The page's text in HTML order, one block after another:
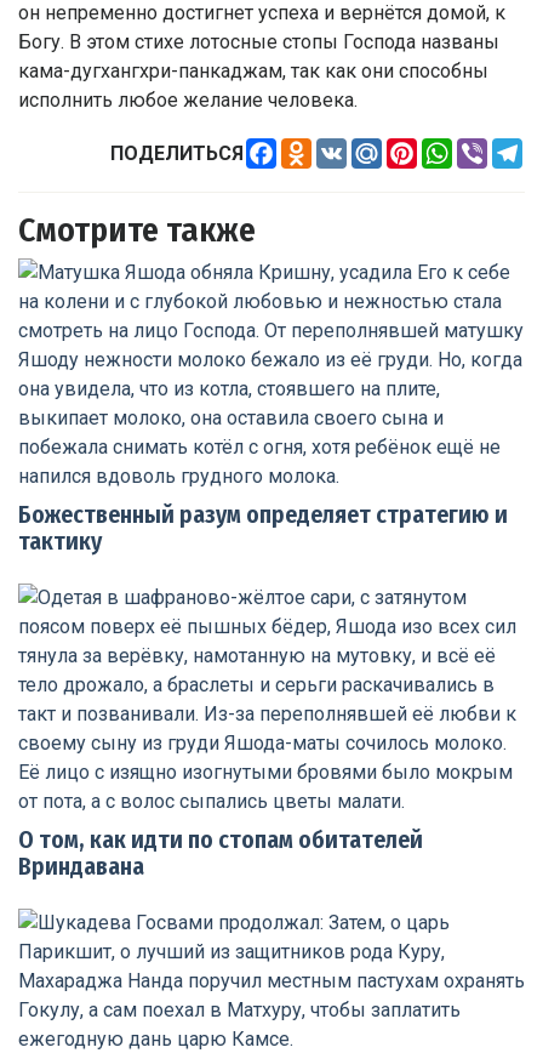
он непременно достигнет успеха и вернётся домой, к
Богу. В этом стихе лотосные стопы Господа названы
кама-дугхангхри-панкаджам, так как они способны
исполнить любое желание человека.
ПОДЕЛИТЬСЯ Facebook
Odnoklassniki
VK Mail.RuPinterestWhatsApp
Viber
Смотрите также
Божественный разум определяет стратегию и
тактику
О том, как идти по стопам обитателей
Вриндавана